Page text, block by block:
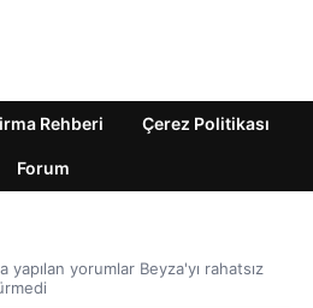
Rehberi Çerez Politikası
Forum
yorumlar Beyza'yı rahatsız